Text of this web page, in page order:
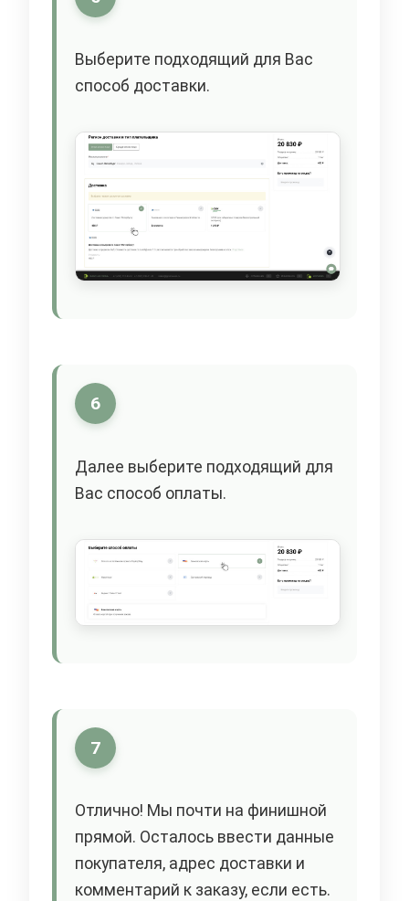
Выберите подходящий для Вас
способ доставки.
6
Далее выберите подходящий для
Вас способ оплаты.
7
Отлично! Мы почти на финишной
прямой. Осталось ввести данные
покупателя, адрес доставки и
комментарий к заказу, если есть.